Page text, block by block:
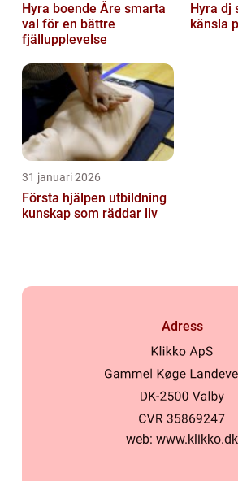
Hyra boende Åre smarta
val för en bättre
fjällupplevelse
Hyra dj så skapar du rätt
känsla
31 januari 2026
Första hjälpen utbildning
kunskap som räddar liv
Adress
web: www.klikko.dk